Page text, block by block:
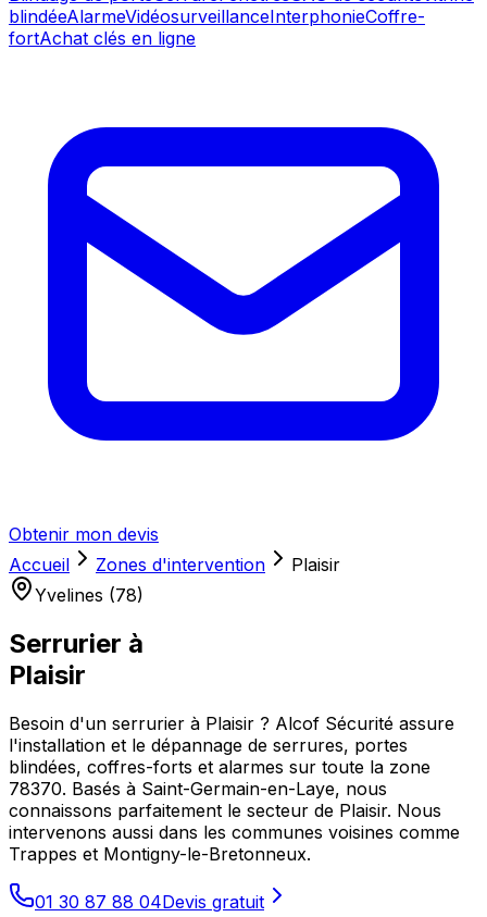
blindéeAlarmeVidéosurveillanceInterphonieCoffre-
fortAchat clés en ligne
Obtenir mon devis
Accueil
Zones d'intervention
Plaisir
Yvelines (78)
Serrurier à
Plaisir
Besoin d'un serrurier à Plaisir ? Alcof Sécurité assure
l'installation et le dépannage de serrures, portes
blindées, coffres-forts et alarmes sur toute la zone
78370. Basés à Saint-Germain-en-Laye, nous
connaissons parfaitement le secteur de Plaisir. Nous
intervenons aussi dans les communes voisines comme
Trappes et Montigny-le-Bretonneux.
01 30 87 88 04Devis gratuit